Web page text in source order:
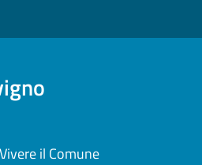
Vivere il Comune